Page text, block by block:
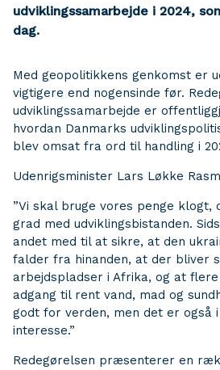
udviklingssamarbejde i 2024,
dag.
Med geopolitikkens genkomst er
vigtigere end nogensinde før.
udviklingssamarbejde er
hvordan Danmarks
blev omsat fra ord til handling i
Udenrigsminister Lars Løkke
”Vi skal bruge vores penge klogt,
grad med udviklingsbistanden.
andet med til at sikre, at den
falder fra hinanden, at der bliver
arbejdspladser i Afrika, og at
adgang til rent vand, mad og
godt for verden, men det er også
interesse.”
Redegørelsen præsenterer en